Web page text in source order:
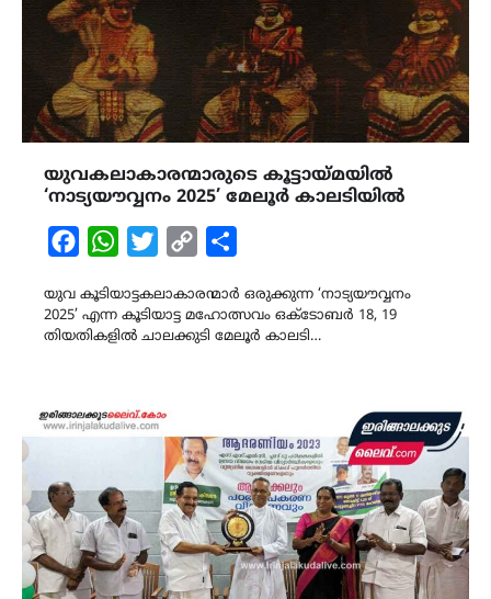
യുവകലാകാരന്മാരുടെ കൂട്ടായ്മയിൽ
‘നാട്യയൗവ്വനം 2025’ മേലൂർ കാലടിയിൽ
FacebookWhatsAppTwitterCopy
യുവ കൂടിയാട്ടകലാകാരന്മാർ ഒരുക്കുന്ന ‘നാട്യയൗവ്വനം
2025’ എന്ന കൂടിയാട്ട മഹോത്സവം ഒക്ടോബർ 18, 19
തിയതികളിൽ ചാലക്കുടി മേലൂർ കാലടി…